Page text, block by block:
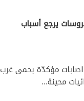
يرجع أسباب
سجّلت تونس منذ يوم 23 سبتمبر 2023 والى حدود 26 أكتوبر الحالي 10 اصابات مؤكدّة بحمى غرب